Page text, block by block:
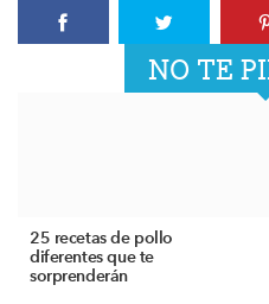
NO TE
25 recetas de pollo
diferentes que te
sorprenderán